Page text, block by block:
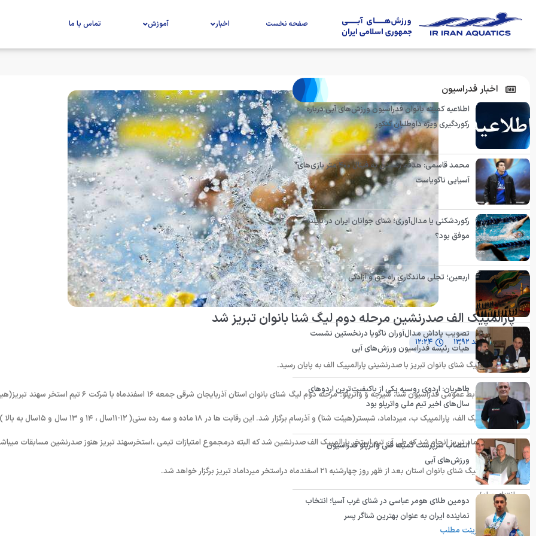
صفحه نخست اخبار آموزش تماس با ما
پارالمپیک الف صدرنشین مرحله دوم لیگ شنا بانوان تبریز شد
۱۹ اسفند ۱۳۹۲ ۱۲:۲۴
مرحله دوم لیگ شنای بانوان تبریز با صدرنشینی پارالمپیک الف به پایان رسید.
به گزارش روابط عمومی فدراسیون شنا، شیرجه و واترپلو؛ مرحله دوم لیگ شنای بانوان استان آذربایجان شرقی جمعه ۱۶ اسفندماه با شرکت ۶ تیم
شنا)، پارالمپیک الف، پارالمپیک ب، میرداماد، شبستر(هیئت شنا) و آذرسام برگزار شد. این رقابت ها در ۱۸ ماده و سه رده سنی( ۱۲-
استخر میرداماد تبریز انجام شد که طی آن تیم استخر پارالمپیک الف صدرنشین شد که البته درمجموع امتیازات تیمی ،استخرسهند تبریز هنوز صدرنشین مسابقات
مرحله سوم لیگ شنای بانوان استان بعد از ظهر روز چهارشنبه ۲۱ اسفندماه دراستخر میرداماد تبریز برگزار خواهد شد.
انتهای پیام/
پرینت مطلب
اخبار فدراسیون
اطلاعیه کمیته بانوان فدراسیون ورزش‌های آبی درباره
رکوردگیری ویژه داوطلبان کنکور
محمد قاسمی: هدفم رسیدن به فینال ۴۰۰ متر بازی‌های
آسیایی ناگویاست
رکوردشکنی یا مدال‌آوری؛ شنای جوانان ایران در تایلند
موفق بود؟
اربعین؛ تجلی ماندگاری راه حق و آزادگی
تصویب پاداش مدال‌آوران ناگویا درنخستین نشست
هیأت رئیسه فدراسیون ورزش‌های آبی
طاهریان: اردوی روسیه یکی از باکیفیت‌ترین اردوهای
سال‌های اخیر تیم ملی واترپلو بود
انتصاب سرپرست کمیته فنی واترپلو فدراسیون
ورزش‌های آبی
دومین طلای هومر عباسی در شنای غرب آسیا؛ انتخاب
نماینده ایران به عنوان بهترین شناگر پسر